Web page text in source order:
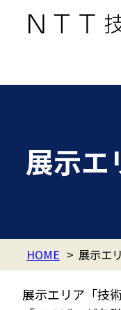
展示エ
HOME > 展示エ
展示エリア「技